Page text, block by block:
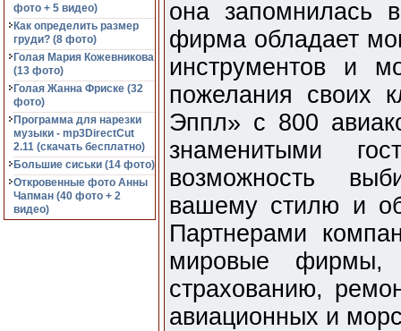
фото + 5 видео)
Как определить размер
груди? (8 фото)
Голая Мария Кожевникова
(13 фото)
Голая Жанна Фриске (32
фото)
Программа для нарезки
музыки - mp3DirectCut
2.11 (cкачать бесплатно)
Большие сиськи (14 фото)
Откровенные фото Анны
Чапман (40 фото + 2
видео)
она запомнилась
фирма обладает
инструментов и
пожелания своих
Эппл» с 800
знаменитыми
возможность
вашему стилю и
Партнерами
мировые фирмы,
страхованию,
авиационных и